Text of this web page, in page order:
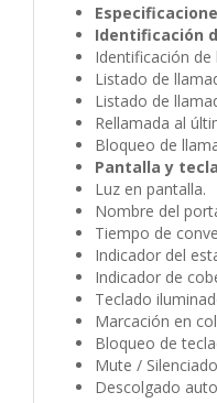
Identificación
Identificación de
Listado de
Listado de
Rellamada al
Bloqueo de
Pantalla y
Luz en pantalla.
Nombre del
Tiempo de
Indicador del
Indicador de
Teclado
Marcación en
Bloqueo de
Mute /
Descolgado